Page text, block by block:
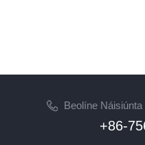
Beolíne
+86-